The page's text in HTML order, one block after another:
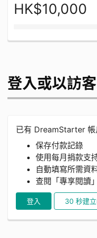
HK$10,000
登入或以訪
已有 DreamStarter 帳
保存付款記錄
使用每月捐款支
自動填寫所需資
查閱「專享閱讀
登入 30 秒建